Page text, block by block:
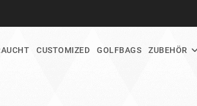
CUSTOMIZED GOLFBAGS ZUBEHÖR